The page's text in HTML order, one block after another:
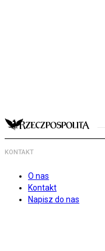
KONTAKT
O nas
Kontakt
Napisz do nas